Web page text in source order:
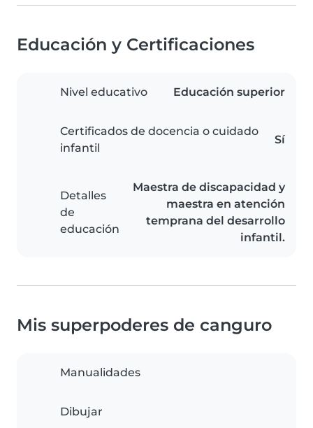
Educación y Certificaciones
Nivel educativo Educación superior
Certificados de docencia o cuidado
infantil
Sí
Detalles
de
educación
Maestra de discapacidad y
maestra en atención
temprana del desarrollo
infantil.
Mis superpoderes de canguro
Manualidades
Dibujar